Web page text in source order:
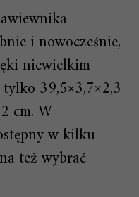
i nowocześnie,
niewielkim
39,5×3,7×2,3
cm. W
w kilku
też wybrać